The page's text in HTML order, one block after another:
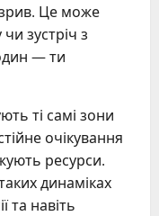
Це може
зустріч з
— ти
ті самі зони
очікування
ресурси.
динаміках
та навіть